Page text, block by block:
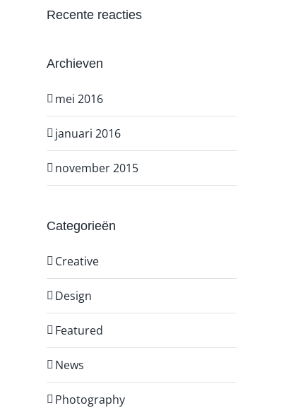
Recente reacties
Archieven
mei 2016
januari 2016
november 2015
Categorieën
Creative
Design
Featured
News
Photography